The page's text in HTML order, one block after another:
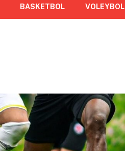
BASKETBOL VOLEYBOL